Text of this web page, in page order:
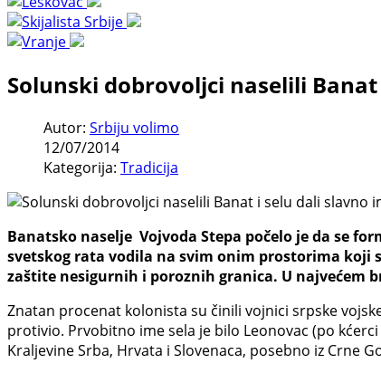
Solunski dobrovoljci naselili Banat
Autor: Srbiju volimo
12/07/2014
Kategorija: Tradicija
Banatsko naselje Vojvoda Stepa počelo je da se
svetskog rata vodila na svim onim prostorima koji
zaštite nesigurnih i poroznih granica. U najvećem
Znatan procenat kolonista su činili vojnici srpske
protivio. Prvobitno ime sela je bilo Leonovac (po
Kraljevine Srba, Hrvata i Slovenaca, posebno iz Crne